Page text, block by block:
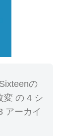
の
変 の 4 シ
アーカイ